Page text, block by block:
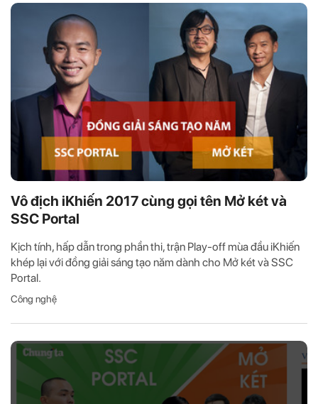
Vô địch iKhiến 2017 cùng gọi tên Mở két và
SSC Portal
Kịch tính, hấp dẫn trong phần thi, trận Play-off mùa đầu iKhiến
khép lại với đồng giải sáng tạo năm dành cho Mở két và SSC
Portal.
Công nghệ